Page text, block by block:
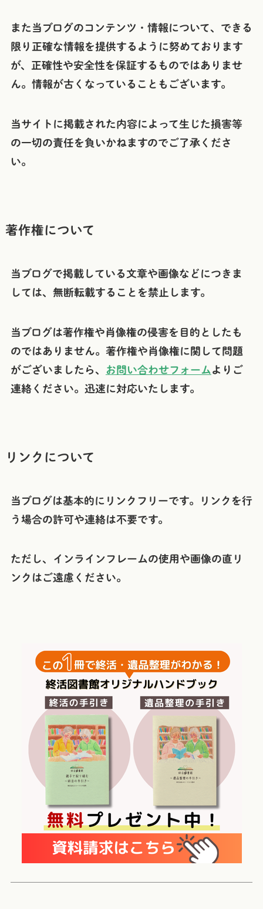
また当ブログのコンテンツ・情報について、できる
限り正確な情報を提供するように努めております
が、正確性や安全性を保証するものではありませ
ん。情報が古くなっていることもございます。
当サイトに掲載された内容によって生じた損害等
の一切の責任を負いかねますのでご了承くださ
い。
著作権について
当ブログで掲載している文章や画像などにつきま
しては、無断転載することを禁止します。
当ブログは著作権や肖像権の侵害を目的としたも
のではありません。著作権や肖像権に関して問題
がございましたら、
お問い合わせフォーム よりご
連絡ください。迅速に対応いたします。
リンクについて
当ブログは基本的にリンクフリーです。リンクを行
う場合の許可や連絡は不要です。
ただし、インラインフレームの使用や画像の直リ
ンクはご遠慮ください。